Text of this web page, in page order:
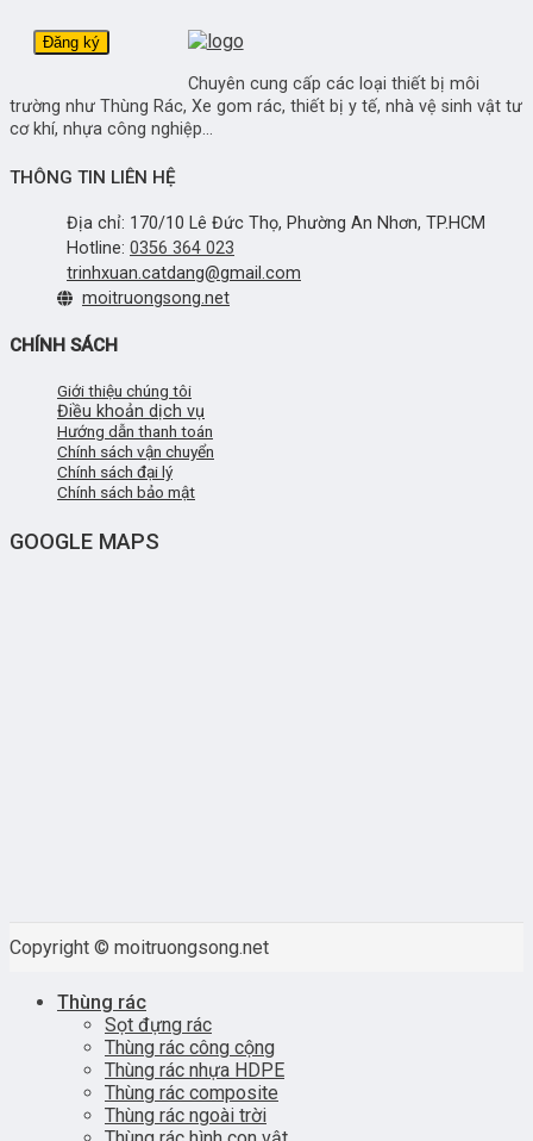
Chuyên cung cấp các loại thiết bị môi
trường như Thùng Rác, Xe gom rác, thiết bị y tế, nhà vệ sinh vật tư
cơ khí, nhựa công nghiệp...
THÔNG TIN LIÊN HỆ
Địa chỉ: 170/10 Lê Đức Thọ, Phường An Nhơn, TP.HCM
Hotline: 0356 364 023
trinhxuan.catdang@gmail.com
moitruongsong.net
CHÍNH SÁCH
Giới thiệu chúng tôi
Điều khoản dịch vụ
Hướng dẫn thanh toán
Chính sách vận chuyển
Chính sách đại lý
Chính sách bảo mật
GOOGLE MAPS
Copyright © moitruongsong.net
Thùng rác
Sọt đựng rác
Thùng rác công cộng
Thùng rác nhựa HDPE
Thùng rác composite
Thùng rác ngoài trời